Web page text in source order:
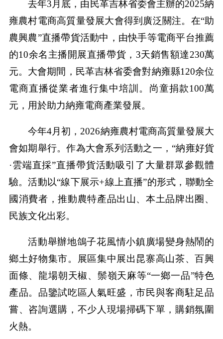
去年3月底，由民革吉林省委會主辦的2025納
雍農村電商高質量發展大會得到廣泛關注。在“助
農興農”直播帶貨活動中，由快手等電商平台推薦
的10余名主播開展直播帶貨，3天銷售額達230萬
元。大會期間，民革吉林省委會對納雍縣120余位
電商直播從業者進行集中培訓。尚童捐款100萬
元，用於助力納雍電商產業發展。
今年4月初，2026納雍農村電商高質量發展大
會如期舉行。作為大會系列活動之一，“納雍好貨
·雲端直採”直播帶貨活動吸引了大量群眾參觀體
驗。活動以“線下展示+線上直播”的形式，聯動全
國消費者，推動農特產品出山、本土品牌出圈、
民族文化出彩。
活動舉辦地鴿子花風情小鎮廣場變身熱鬧的
鄉土好物集市。展區集中展出昆寨高山茶、百興
面條、龍場朝天椒、鬃嶺天麻等“一鄉一品”特色
產品。品鑒試吃區人氣旺盛，市民與客商駐足品
嘗、咨詢選購，不少人現場掃碼下單，購銷氛圍
火熱。